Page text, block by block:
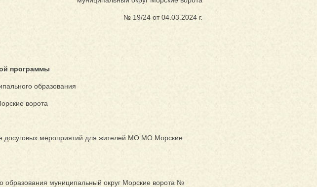
№ 19/24 от 04.03.2024 г.
программы
образования
ворота
досуговых мероприятий для жителей МО МО Морские
муниципальный округ Морские ворота №